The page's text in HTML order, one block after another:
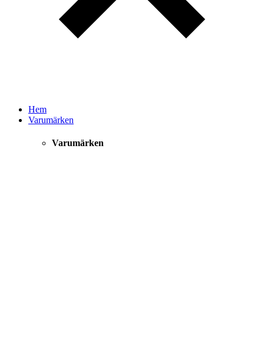
Hem
Varumärken
Varumärken